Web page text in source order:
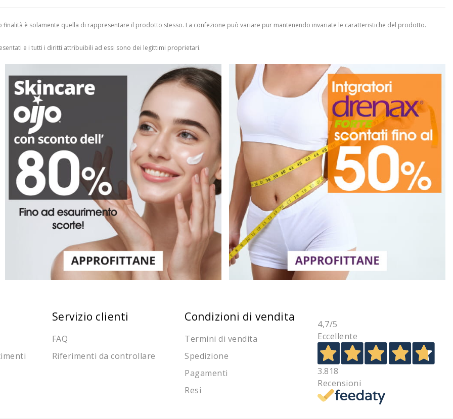
è solamente quella di rappresentare il prodotto stesso. La confezione può variare pur mantenendo invariate le caratteristiche del prodotto.
e i tutti i diritti attribuibili ad essi sono dei legittimi proprietari.
Servizio clienti
FAQ
Riferimenti da controllare
Condizioni di vendita
Termini di vendita
Spedizione
Pagamenti
Resi
4,7/5
Eccellente
3.818
Recensioni